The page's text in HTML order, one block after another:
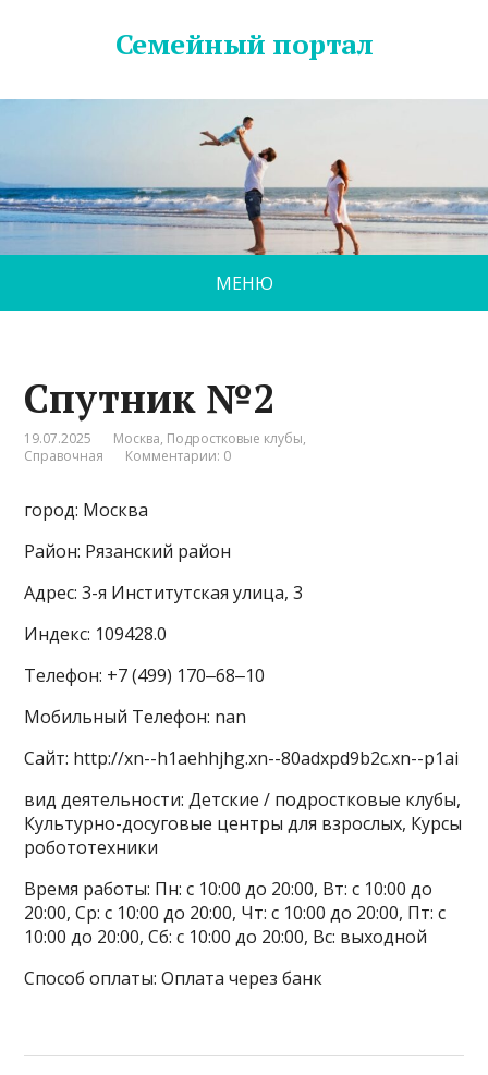
Семейный портал
МЕНЮ
Спутник №2
19.07.2025 Москва, Подростковые клубы,
Справочная
Комментарии: 0
город: Москва
Район: Рязанский район
Адрес: 3-я Институтская улица, 3
Индекс: 109428.0
Телефон: +7 (499) 170‒68‒10
Мобильный Телефон: nan
Сайт: http://xn--h1aehhjhg.xn--80adxpd9b2c.xn--p1ai
вид деятельности: Детские / подростковые клубы,
Культурно-досуговые центры для взрослых, Курсы
робототехники
Время работы: Пн: с 10:00 до 20:00, Вт: с 10:00 до
20:00, Ср: с 10:00 до 20:00, Чт: с 10:00 до 20:00, Пт: с
10:00 до 20:00, Сб: с 10:00 до 20:00, Вс: выходной
Способ оплаты: Оплата через банк